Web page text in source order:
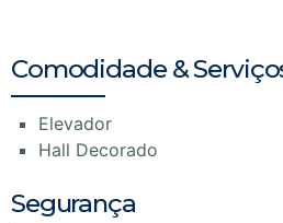
Comodidade &
Elevador
Hall Decorado
Segurança